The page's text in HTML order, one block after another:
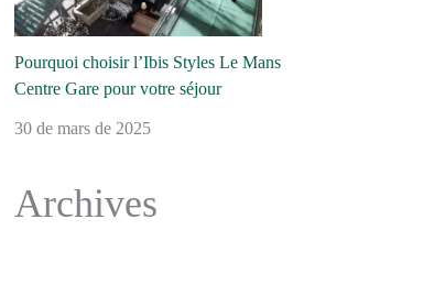
Pourquoi choisir l’Ibis Styles Le Mans
Centre Gare pour votre séjour
30 de mars de 2025
Archives